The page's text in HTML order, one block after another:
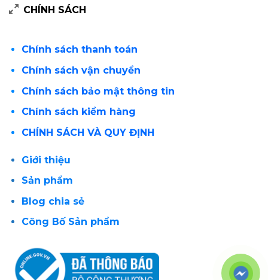
CHÍNH SÁCH
Chính sách thanh toán
Chính sách vận chuyển
Chính sách bảo mật thông tin
Chính sách kiểm hàng
CHÍNH SÁCH VÀ QUY ĐỊNH
Giới thiệu
Sản phẩm
Blog chia sẻ
Công Bố Sản phẩm